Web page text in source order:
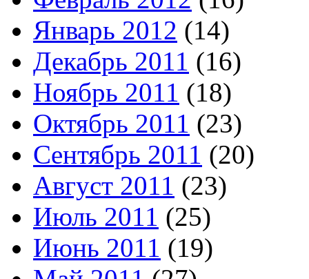
Январь 2012 (14)
Декабрь 2011 (16)
Ноябрь 2011 (18)
Октябрь 2011 (23)
Сентябрь 2011 (20)
Август 2011 (23)
Июль 2011 (25)
Июнь 2011 (19)